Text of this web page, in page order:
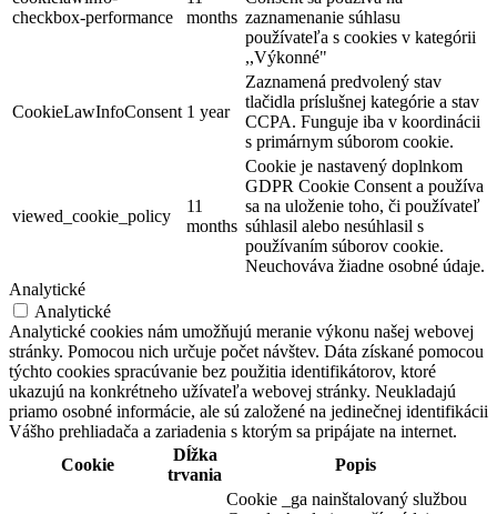
checkbox-performance
months zaznamenanie súhlasu
používateľa s cookies v kategórii
,,Výkonné"
CookieLawInfoConsent 1 year
Zaznamená predvolený stav
tlačidla príslušnej kategórie a stav
CCPA. Funguje iba v koordinácii
s primárnym súborom cookie.
viewed_cookie_policy
11
months
Cookie je nastavený doplnkom
GDPR Cookie Consent a používa
sa na uloženie toho, či používateľ
súhlasil alebo nesúhlasil s
používaním súborov cookie.
Neuchováva žiadne osobné údaje.
Analytické
Analytické
Analytické cookies nám umožňujú meranie výkonu našej webovej
stránky. Pomocou nich určuje počet návštev. Dáta získané pomocou
týchto cookies spracúvanie bez použitia identifikátorov, ktoré
ukazujú na konkrétneho užívateľa webovej stránky. Neukladajú
priamo osobné informácie, ale sú založené na jedinečnej identifikácii
Vášho prehliadača a zariadenia s ktorým sa pripájate na internet.
Cookie
Dĺžka
trvania
Popis
Cookie _ga nainštalovaný službou